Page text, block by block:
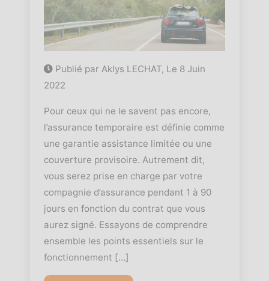
Publié par Aklys LECHAT, Le 8 Juin
2022
Pour ceux qui ne le savent pas encore,
l’assurance temporaire est définie comme
une garantie assistance limitée ou une
couverture provisoire. Autrement dit,
vous serez prise en charge par votre
compagnie d’assurance pendant 1 à 90
jours en fonction du contrat que vous
aurez signé. Essayons de comprendre
ensemble les points essentiels sur le
fonctionnement […]